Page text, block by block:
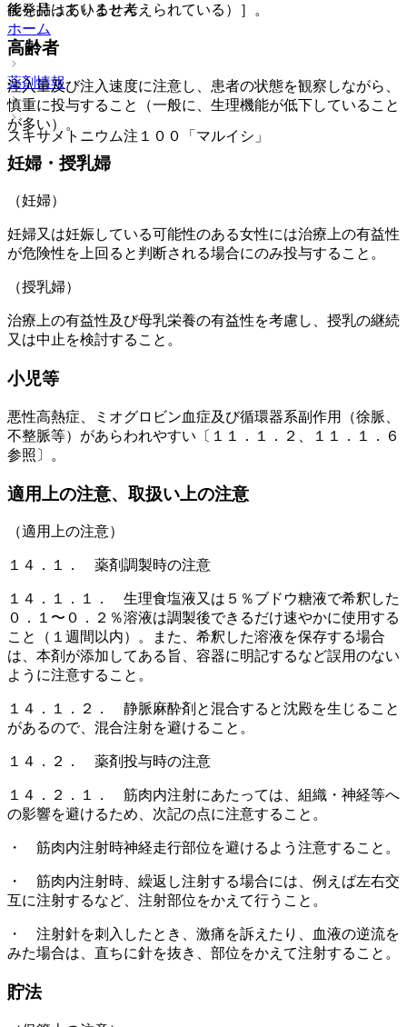
後発品はありません
ホーム
薬剤情報
スキサメトニウム注１００「マルイシ」
能を持っていると考えられている）］。
高齢者
注入量及び注入速度に注意し、患者の状態を観察しながら、
慎重に投与すること（一般に、生理機能が低下していること
が多い）。
妊婦・授乳婦
（妊婦）
妊婦又は妊娠している可能性のある女性には治療上の有益性
が危険性を上回ると判断される場合にのみ投与すること。
（授乳婦）
治療上の有益性及び母乳栄養の有益性を考慮し、授乳の継続
又は中止を検討すること。
小児等
悪性高熱症、ミオグロビン血症及び循環器系副作用（徐脈、
不整脈等）があらわれやすい〔１１．１．２、１１．１．６
参照〕。
適用上の注意、取扱い上の注意
（適用上の注意）
１４．１． 薬剤調製時の注意
１４．１．１． 生理食塩液又は５％ブドウ糖液で希釈した
０．１〜０．２％溶液は調製後できるだけ速やかに使用する
こと（１週間以内）。また、希釈した溶液を保存する場合
は、本剤が添加してある旨、容器に明記するなど誤用のない
ように注意すること。
１４．１．２． 静脈麻酔剤と混合すると沈殿を生じること
があるので、混合注射を避けること。
１４．２． 薬剤投与時の注意
１４．２．１． 筋肉内注射にあたっては、組織・神経等へ
の影響を避けるため、次記の点に注意すること。
・ 筋肉内注射時神経走行部位を避けるよう注意すること。
・ 筋肉内注射時、繰返し注射する場合には、例えば左右交
互に注射するなど、注射部位をかえて行うこと。
・ 注射針を刺入したとき、激痛を訴えたり、血液の逆流を
みた場合は、直ちに針を抜き、部位をかえて注射すること。
貯法